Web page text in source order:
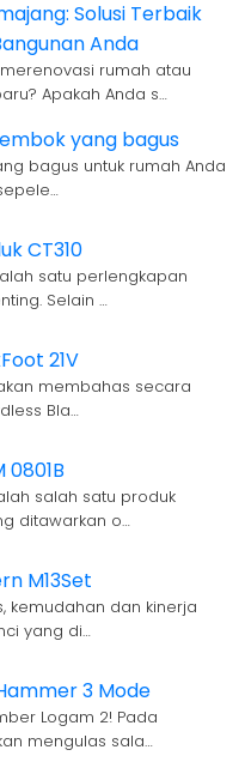
Solusi Terbaik
Anda
rumah atau
Apakah Anda s…
yang bagus
bagus untuk rumah Anda
CT310
satu perlengkapan
Selain …
21V
membahas secara
Bla…
0801B
salah satu produk
ditawarkan o…
M13Set
kemudahan dan kinerja
yang di…
3 Mode
Logam 2! Pada
mengulas sala…